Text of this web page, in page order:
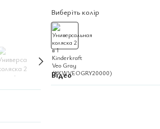
Виберіть колір
Відео